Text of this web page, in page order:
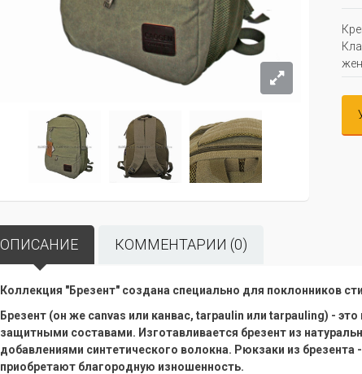
ОПИСАНИЕ КОММЕНТАРИИ (0)
Коллекция "Брезент" создана специально для поклонников
Брезент (он же canvas или канвас, tarpaulin или tarpauling) -
защитными составами. Изготавливается брезент из
добавлениями синтетического волокна. Рюкзаки из
приобретают благородную изношенность.